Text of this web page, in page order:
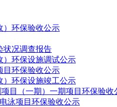
）环保验收公示
状况调查报告
）环保设施调试公示
目环保验收公示
）环保设施竣工公示
目（一期）一期项目环保验收
泳项目环保验收公示